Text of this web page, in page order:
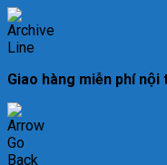
Giao hàng miễn phí nội